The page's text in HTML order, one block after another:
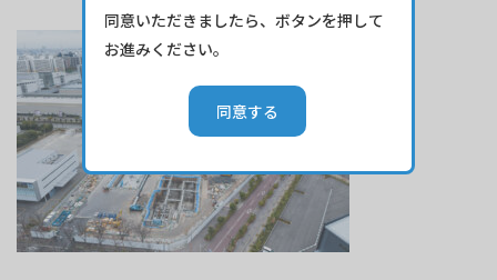
同意いただきましたら、ボタンを押して
お進みください。